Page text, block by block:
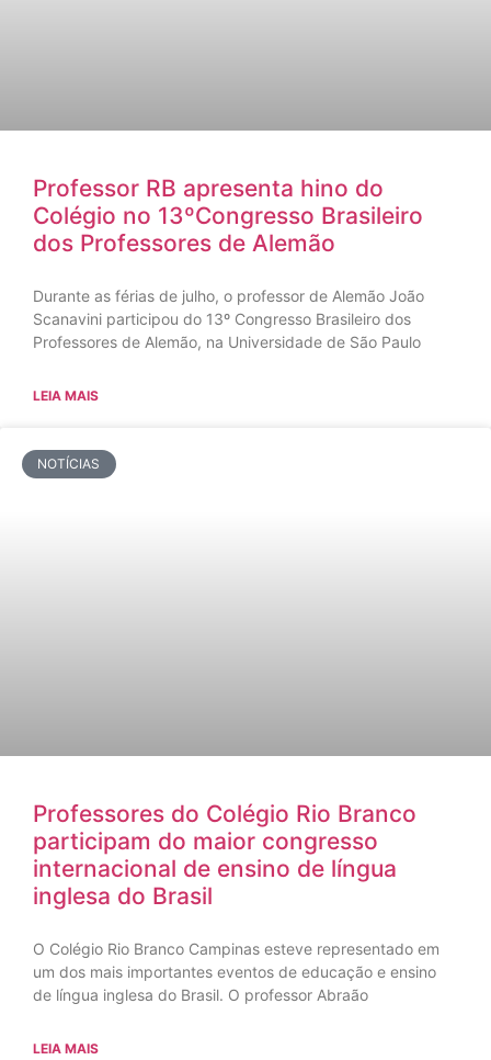
Professor RB apresenta hino do
Colégio no 13ºCongresso Brasileiro
dos Professores de Alemão
Durante as férias de julho, o professor de Alemão João
Scanavini participou do 13º Congresso Brasileiro dos
Professores de Alemão, na Universidade de São Paulo
LEIA MAIS
NOTÍCIAS
Professores do Colégio Rio Branco
participam do maior congresso
internacional de ensino de língua
inglesa do Brasil
O Colégio Rio Branco Campinas esteve representado em
um dos mais importantes eventos de educação e ensino
de língua inglesa do Brasil. O professor Abraão
LEIA MAIS